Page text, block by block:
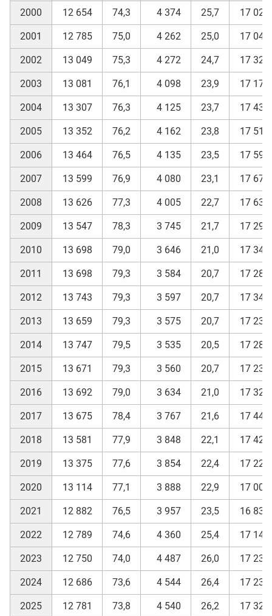
2000 12 654 74,3 4 374 25,7 17 028
2001 12 785 75,0 4 262 25,0 17 047
2002 13 049 75,3 4 272 24,7 17 321
2003 13 081 76,1 4 098 23,9 17 179
2004 13 307 76,3 4 125 23,7 17 432
2005 13 352 76,2 4 162 23,8 17 514
2006 13 464 76,5 4 135 23,5 17 599
2007 13 599 76,9 4 080 23,1 17 679
2008 13 626 77,3 4 005 22,7 17 631
2009 13 547 78,3 3 745 21,7 17 292
2010 13 698 79,0 3 646 21,0 17 344
2011 13 698 79,3 3 584 20,7 17 282
2012 13 743 79,3 3 597 20,7 17 340
2013 13 659 79,3 3 575 20,7 17 234
2014 13 747 79,5 3 535 20,5 17 282
2015 13 671 79,3 3 560 20,7 17 231
2016 13 692 79,0 3 634 21,0 17 326
2017 13 675 78,4 3 767 21,6 17 442
2018 13 581 77,9 3 848 22,1 17 429
2019 13 375 77,6 3 854 22,4 17 229
2020 13 114 77,1 3 888 22,9 17 002
2021 12 882 76,5 3 957 23,5 16 839
2022 12 789 74,6 4 360 25,4 17 149
2023 12 750 74,0 4 487 26,0 17 237
2024 12 686 73,6 4 544 26,4 17 230
2025 12 781 73,8 4 540 26,2 17 321